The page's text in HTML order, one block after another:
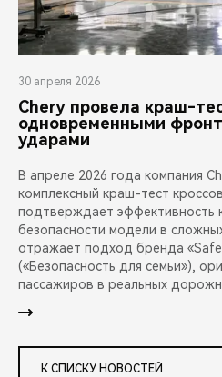
30 апреля 2026
Chery провела краш-
одновременными
ударами
В апреле 2026 года компания
комплексный краш-тест
подтверждает эффективность
безопасности модели в
отражает подход бренда
(«Безопасность для семьи»),
пассажиров в реальных
К СПИСКУ НОВОСТЕЙ